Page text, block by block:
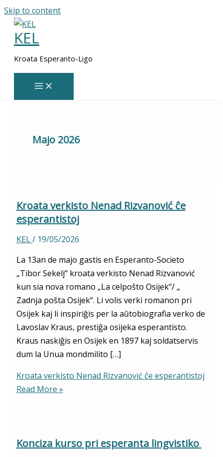
Skip to content
KEL
Kroata Esperanto-Ligo
Majo 2026
Kroata verkisto Nenad Rizvanović ĉe
esperantistoj
KEL/ 19/05/2026
La 13an de majo gastis en Esperanto-Societo
„Tibor Sekelj“ kroata verkisto Nenad Rizvanović
kun sia nova romano „La celpoŝto Osijek“/ „
Zadnja pošta Osijek“. Li volis verki romanon pri
Osijek kaj li inspiriĝis per la aŭtobiografia verko de
Lavoslav Kraus, prestiĝa osijeka esperantisto.
Kraus naskiĝis en Osijek en 1897 kaj soldatservis
dum la Unua mondmilito […]
Kroata verkisto Nenad Rizvanović ĉe esperantistoj
Read More »
Konciza kurso pri esperanta lingvistiko